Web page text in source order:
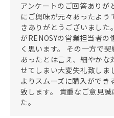
アンケートのご回答ありが
にご興味が元々あったよう
きありがとうございました
がRENOSYの営業担当者
く思います。 その一方で
あったとは言え、細やか
せてしまい大変失礼致しま
よりスムーズに購入ができ
致します。 貴重なご意見
た。